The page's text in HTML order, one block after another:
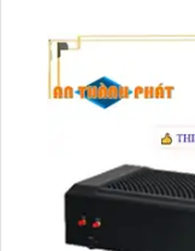
kém băng thông
trang bị công
hình ảnh sắc nét
sáng yếu. Bên
và cổng RJ45